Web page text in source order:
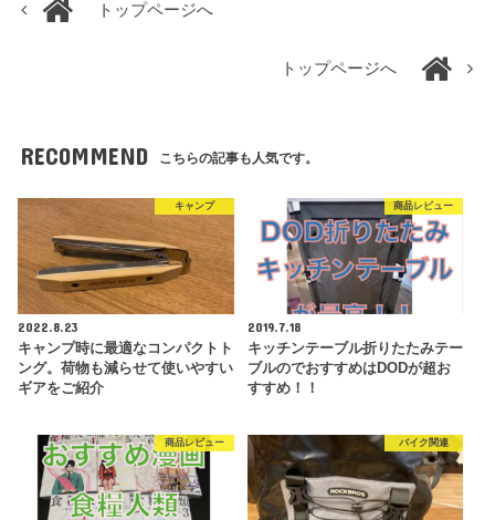
トップページへ
トップページへ
RECOMMEND こちらの記事も人気です。
キャンプ
2022.8.23
キャンプ時に最適なコンパクトト
ング。荷物も減らせて使いやすい
ギアをご紹介
商品レビュー
2019.7.18
キッチンテーブル折りたたみテー
ブルのでおすすめはDODが超お
すすめ！！
商品レビュー バイク関連